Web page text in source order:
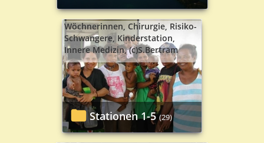
Stationen 1-5 (29)
Wöchnerinnen, Chirurgie, Risiko-
Schwangere, Kinderstation,
Innere Medizin, (c)S.Bertram